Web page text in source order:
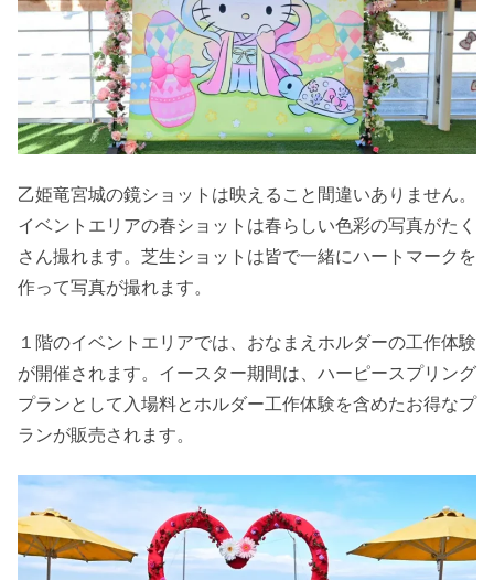
乙姫竜宮城の鏡ショットは映えること間違いありません。
イベントエリアの春ショットは春らしい色彩の写真がたく
さん撮れます。芝生ショットは皆で一緒にハートマークを
作って写真が撮れます。
１階のイベントエリアでは、おなまえホルダーの工作体験
が開催されます。イースター期間は、ハーピースプリング
プランとして入場料とホルダー工作体験を含めたお得なプ
ランが販売されます。